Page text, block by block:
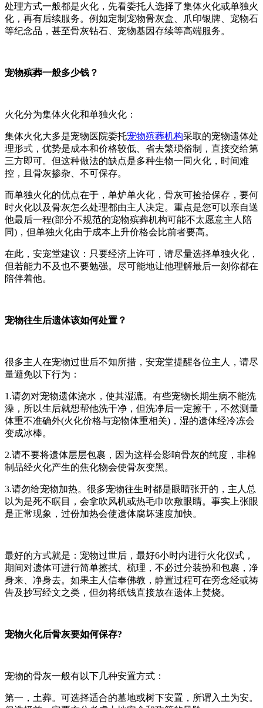
处理方式一般都是火化，先看委托人选择了集体火化或单独火
化，再有后续服务。例如定制宠物骨灰盒、爪印银牌、宠物石
等纪念品，甚至骨灰钻石、宠物基因存续等高端服务。
宠物殡葬一般多少钱？
火化分为集体火化和单独火化：
集体火化大多是宠物医院委托宠物殡葬机构采取的宠物遗体处
理形式，优势是成本和价格较低、省去繁琐俗制，直接交给第
三方即可。但这种做法的缺点是多种生物一同火化，时间难
控，且骨灰掺杂、不可保存。
而单独火化的优点在于，单炉单火化，骨灰可捡拾保存，要何
时火化以及骨灰怎么处理都由主人决定。重点是您可以亲自送
他最后一程(部分不规范的宠物殡葬机构可能不太愿意主人陪
同)，但单独火化由于成本上升价格会比前者要高。
在此，安宠堂建议：只要经济上许可，请尽量选择单独火化，
但若能力不及也不要勉强。尽可能地让他理解最后一刻你都在
陪伴着他。
宠物往生后遗体该如何处置？
很多主人在宠物过世后不知所措，安宠堂提醒各位主人，请尽
量避免以下行为：
1.请勿对宠物遗体浇水，使其湿漉。有些宠物长期生病不能洗
澡，所以生后就想帮他洗干净，但洗净后一定擦干，不然测量
体重不准确外(火化价格与宠物体重相关)，湿的遗体经冷冻会
变成冰棒。
2.请不要将遗体层层包裹，因为这样会影响骨灰的纯度，非棉
制品经火化产生的焦化物会使骨灰变黑。
3.请勿给宠物加热。很多宠物往生时都是眼睛张开的，主人总
以为是死不瞑目，会拿吹风机或热毛巾吹敷眼睛。事实上张眼
是正常现象，过份加热会使遗体腐坏速度加快。
最好的方式就是：宠物过世后，最好6小时内进行火化仪式，
期间对遗体可进行简单擦拭、梳理，不必过分装扮和包裹，净
身来、净身去。如果主人信奉佛教，静置过程可在旁念经或祷
告及抄写经文之类，但勿将纸钱直接放在遗体上焚烧。
宠物火化后骨灰要如何保存?
宠物的骨灰一般有以下几种安置方式：
第一，土葬。可选择适合的墓地或树下安置，所谓入土为安。